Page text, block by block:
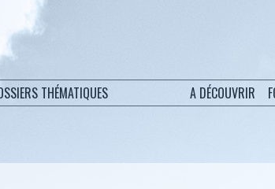
THÉMATIQUES A DÉCOUVRIR